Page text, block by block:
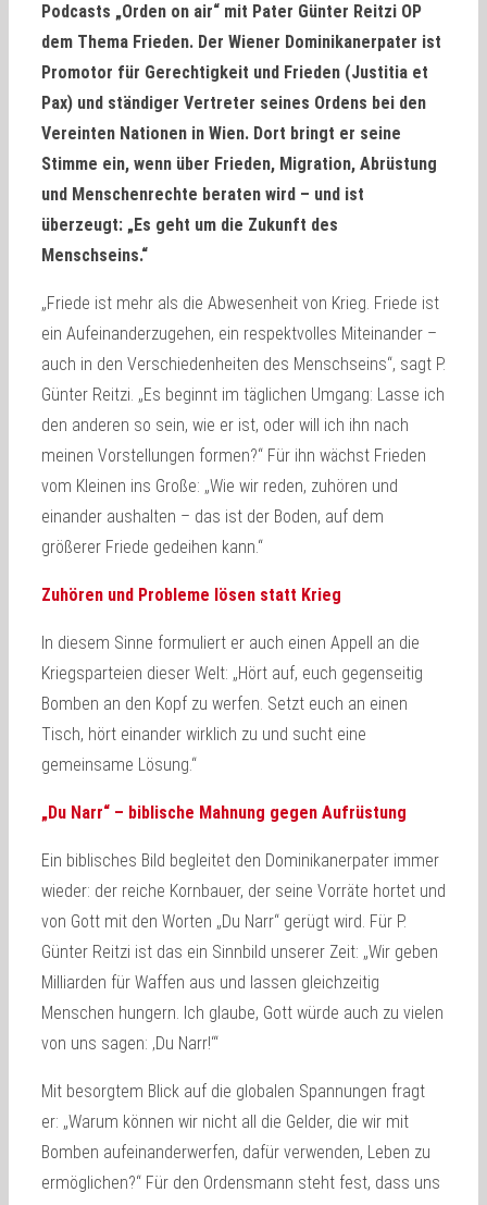
Podcasts „Orden on air“ mit Pater Günter Reitzi OP
dem Thema Frieden. Der Wiener Dominikanerpater ist
Promotor für Gerechtigkeit und Frieden (Justitia et
Pax) und ständiger Vertreter seines Ordens bei den
Vereinten Nationen in Wien. Dort bringt er seine
Stimme ein, wenn über Frieden, Migration, Abrüstung
und Menschenrechte beraten wird – und ist
überzeugt: „Es geht um die Zukunft des
Menschseins.“
„Friede ist mehr als die Abwesenheit von Krieg. Friede ist
ein Aufeinanderzugehen, ein respektvolles Miteinander –
auch in den Verschiedenheiten des Menschseins“, sagt P.
Günter Reitzi. „Es beginnt im täglichen Umgang: Lasse ich
den anderen so sein, wie er ist, oder will ich ihn nach
meinen Vorstellungen formen?“ Für ihn wächst Frieden
vom Kleinen ins Große: „Wie wir reden, zuhören und
einander aushalten – das ist der Boden, auf dem
größerer Friede gedeihen kann.“
Zuhören und Probleme lösen statt Krieg
In diesem Sinne formuliert er auch einen Appell an die
Kriegsparteien dieser Welt: „Hört auf, euch gegenseitig
Bomben an den Kopf zu werfen. Setzt euch an einen
Tisch, hört einander wirklich zu und sucht eine
gemeinsame Lösung.“
„Du Narr“ – biblische Mahnung gegen Aufrüstung
Ein biblisches Bild begleitet den Dominikanerpater immer
wieder: der reiche Kornbauer, der seine Vorräte hortet und
von Gott mit den Worten „Du Narr“ gerügt wird. Für P.
Günter Reitzi ist das ein Sinnbild unserer Zeit: „Wir geben
Milliarden für Waffen aus und lassen gleichzeitig
Menschen hungern. Ich glaube, Gott würde auch zu vielen
von uns sagen: ‚Du Narr!‘“
Mit besorgtem Blick auf die globalen Spannungen fragt
er: „Warum können wir nicht all die Gelder, die wir mit
Bomben aufeinanderwerfen, dafür verwenden, Leben zu
ermöglichen?“ Für den Ordensmann steht fest, dass uns